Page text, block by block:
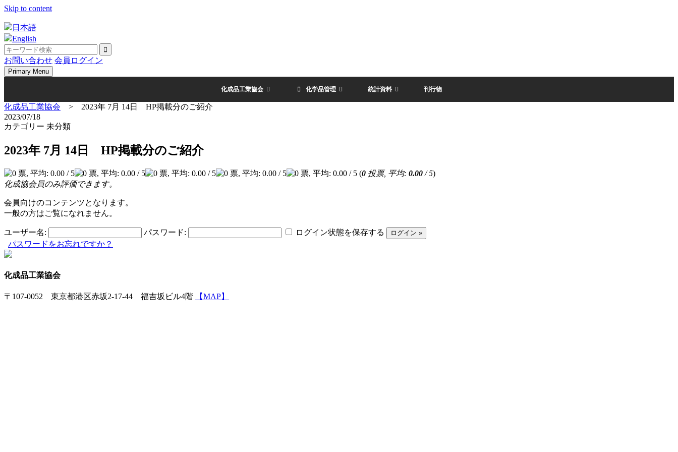
Skip to content
日本語
English
お問い合わせ 会員ログイン
Primary Menu
化成品工業協会 化学品管理 統計資料 刊行物
化成品工業協会 > 2023年 7月 14日 HP掲載分のご紹介
2023/07/18
カテゴリー 未分類
2023年 7月 14日 HP掲載分のご紹介
(0 投票, 平均: 0.00 / 5)
化成協会員のみ評価できます。
会員向けのコンテンツとなります。
一般の方はご覧になれません。
ユーザー名: パスワード:
ログイン状態を保存する
パスワードをお忘れですか？
化成品工業協会
〒107-0052 東京都港区赤坂2-17-44 福吉坂ビル4階 【MAP】